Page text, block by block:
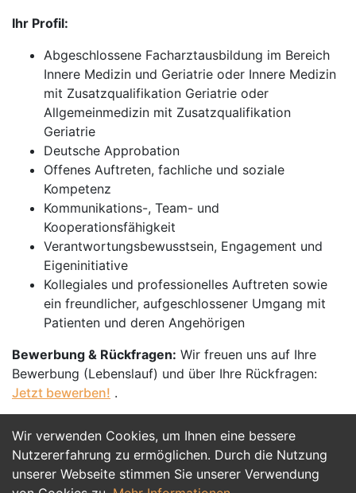
Wir verwenden Cookies, um Ihnen eine bessere
Nutzererfahrung zu ermöglichen. Durch die Nutzung
unserer Webseite stimmen Sie unserer Verwendung
Ihr Profil:
Abgeschlossene Facharztausbildung im Bereich
Innere Medizin und Geriatrie oder Innere Medizin
mit Zusatzqualifikation Geriatrie oder
Allgemeinmedizin mit Zusatzqualifikation
Geriatrie
Deutsche Approbation
Offenes Auftreten, fachliche und soziale
Kompetenz
Kommunikations-, Team- und
Kooperationsfähigkeit
Verantwortungsbewusstsein, Engagement und
Eigeninitiative
Kollegiales und professionelles Auftreten sowie
ein freundlicher, aufgeschlossener Umgang mit
Patienten und deren Angehörigen
Bewerbung & Rückfragen: Wir freuen uns auf Ihre
Bewerbung (Lebenslauf) und über Ihre Rückfragen:
Jetzt bewerben! .
Jetzt Bewerben